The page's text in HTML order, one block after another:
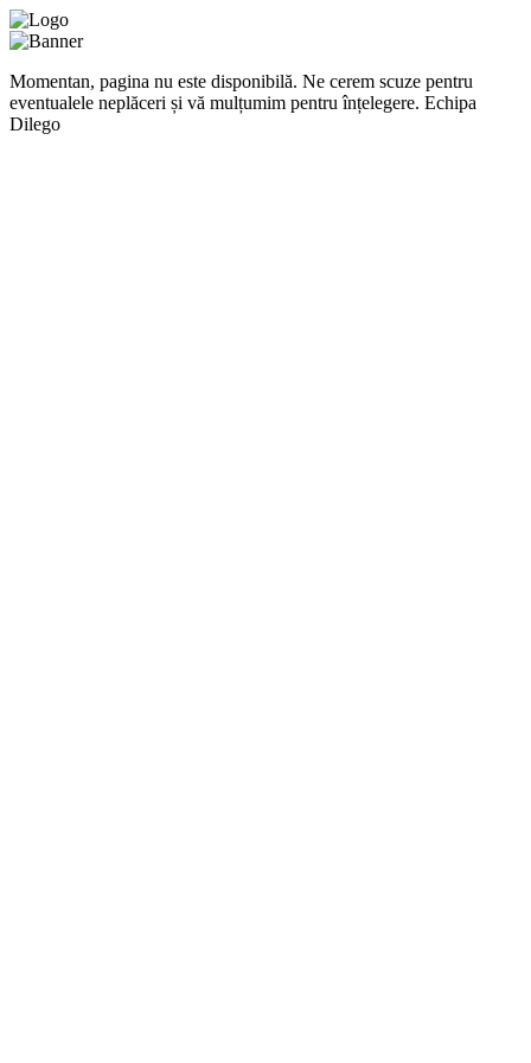
Momentan, pagina nu este disponibilă. Ne cerem scuze pentru
eventualele neplăceri și vă mulțumim pentru înțelegere. Echipa
Dilego